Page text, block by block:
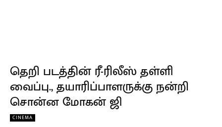
தெறி படத்தின் ரீ-ரிலீஸ் தள்ளி
வைப்பு., தயாரிப்பாளருக்கு நன்றி
சொன்ன மோகன் ஜி
CINEMA